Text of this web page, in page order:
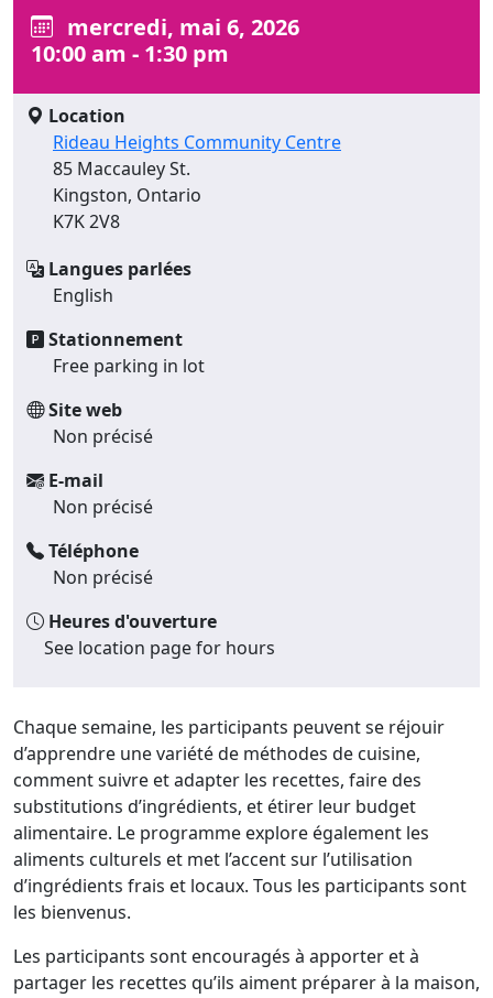
mercredi, mai 6, 2026
10:00 am - 1:30 pm
Location
Rideau Heights Community Centre
85 Maccauley St.
Kingston, Ontario
K7K 2V8
Langues parlées
English
Stationnement
Free parking in lot
Site web
Non précisé
E-mail
Non précisé
Téléphone
Non précisé
Heures d'ouverture
See location page for hours
Chaque semaine, les participants peuvent se réjouir
d’apprendre une variété de méthodes de cuisine,
comment suivre et adapter les recettes, faire des
substitutions d’ingrédients, et étirer leur budget
alimentaire. Le programme explore également les
aliments culturels et met l’accent sur l’utilisation
d’ingrédients frais et locaux. Tous les participants sont
les bienvenus.
Les participants sont encouragés à apporter et à
partager les recettes qu’ils aiment préparer à la maison,